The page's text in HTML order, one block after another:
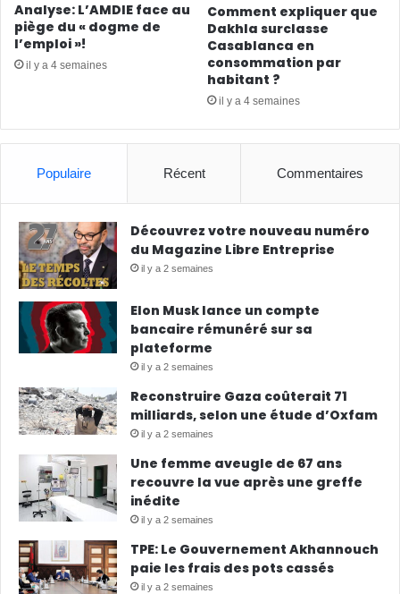
Analyse: L’AMDIE face au
piège du « dogme de
l’emploi »!
il y a 4 semaines
Comment expliquer que
Dakhla surclasse
Casablanca en
consommation par
habitant ?
il y a 4 semaines
Populaire Récent Commentaires
Découvrez votre nouveau numéro
du Magazine Libre Entreprise
il y a 2 semaines
Elon Musk lance un compte
bancaire rémunéré sur sa
plateforme
il y a 2 semaines
Reconstruire Gaza coûterait 71
milliards, selon une étude d’Oxfam
il y a 2 semaines
Une femme aveugle de 67 ans
recouvre la vue après une greffe
inédite
il y a 2 semaines
TPE: Le Gouvernement Akhannouch
paie les frais des pots cassés
il y a 2 semaines